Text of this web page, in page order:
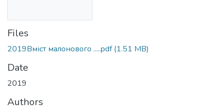
Files
2019Вміст малонового .....pdf (1.51 MB)
Date
2019
Authors